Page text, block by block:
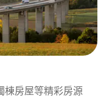
棟房屋等精彩房源